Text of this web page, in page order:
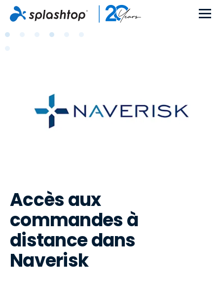
Accès aux
commandes à
distance dans
Naverisk